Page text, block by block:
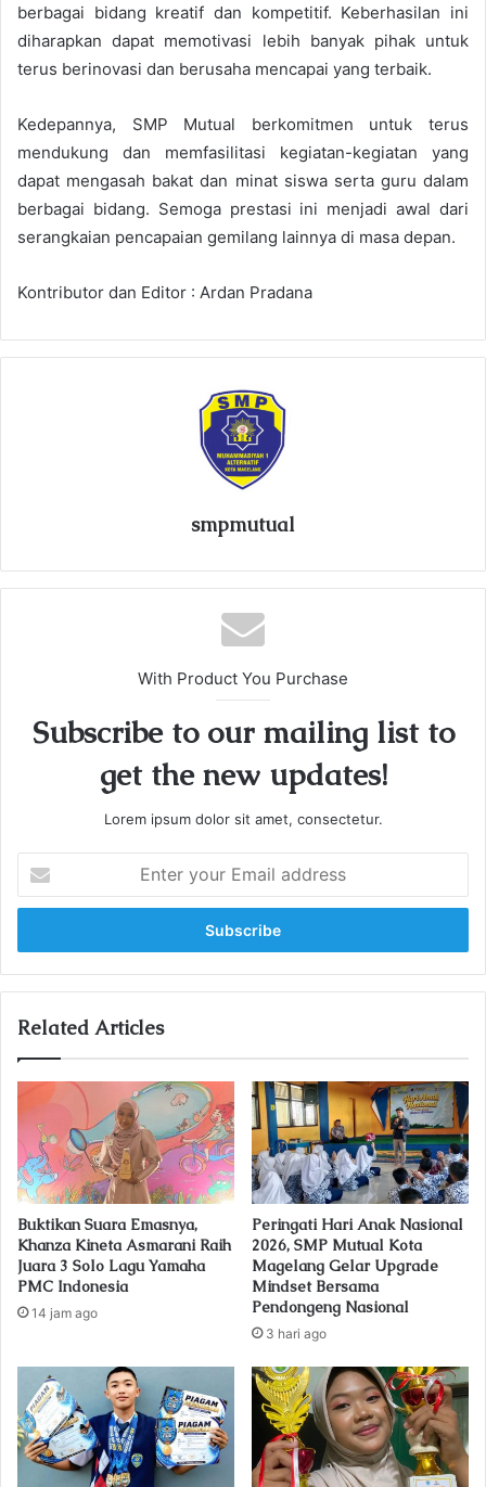
berbagai bidang kreatif dan kompetitif. Keberhasilan ini
diharapkan dapat memotivasi lebih banyak pihak untuk
terus berinovasi dan berusaha mencapai yang terbaik.
Kedepannya, SMP Mutual berkomitmen untuk terus
mendukung dan memfasilitasi kegiatan-kegiatan yang
dapat mengasah bakat dan minat siswa serta guru dalam
berbagai bidang. Semoga prestasi ini menjadi awal dari
serangkaian pencapaian gemilang lainnya di masa depan.
Kontributor dan Editor : Ardan Pradana
smpmutual
With Product You Purchase
Subscribe to our mailing list to
get the new updates!
Lorem ipsum dolor sit amet, consectetur.
t
r
y
u
E
m
a
a
d
d
r
e
s
s
Related Articles
Buktikan Suara Emasnya,
Khanza Kineta Asmarani Raih
Juara 3 Solo Lagu Yamaha
PMC Indonesia
14 jam ago
Peringati Hari Anak Nasional
2026, SMP Mutual Kota
Magelang Gelar Upgrade
Mindset Bersama
Pendongeng Nasional
3 hari ago